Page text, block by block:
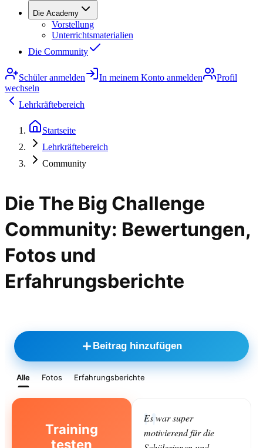
Die Academy
Vorstellung
Unterrichtsmaterialien
Die Community
Schüler anmelden In meinem Konto anmelden
Profil
wechseln
Lehrkräftebereich
Startseite
Lehrkräftebereich
Community
Die The Big Challenge
Community: Bewertungen,
Fotos und
Erfahrungsberichte
Beitrag hinzufügen
Alle Fotos Erfahrungsberichte
Training
testen
Es war super
motivierend für die